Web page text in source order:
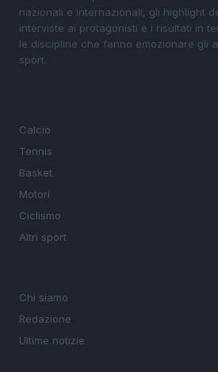
nazionali e internazionali, gli highlight
interviste ai protagonisti e i risultati in
le discipline che fanno emozionare gli
sport.
Calcio
Tennis
Basket
Motori
Ciclismo
Altri sport
Chi siamo
Redazione
Ultime notizie